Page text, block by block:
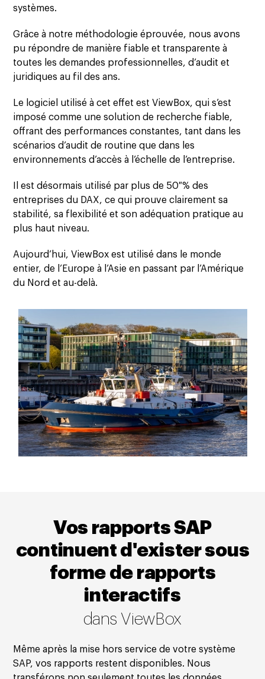
systèmes.
Grâce à notre méthodologie éprouvée, nous avons
pu répondre de manière fiable et transparente à
toutes les demandes professionnelles, d’audit et
juridiques au fil des ans.
Le logiciel utilisé à cet effet est ViewBox, qui s’est
imposé comme une solution de recherche fiable,
offrant des performances constantes, tant dans les
scénarios d’audit de routine que dans les
environnements d’accès à l’échelle de l’entreprise.
Il est désormais utilisé par plus de 50 % des
entreprises du DAX, ce qui prouve clairement sa
stabilité, sa flexibilité et son adéquation pratique au
plus haut niveau.
Aujourd’hui, ViewBox est utilisé dans le monde
entier, de l’Europe à l’Asie en passant par l’Amérique
du Nord et au-delà.
Vos rapports SAP
continuent d'exister sous
forme de rapports
interactifs
dans ViewBox
Même après la mise hors service de votre système
SAP, vos rapports restent disponibles. Nous